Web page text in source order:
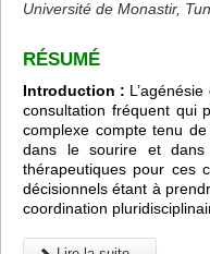
Université de Monastir,
RÉSUMÉ
Introduction :
consultation fréquent qui
complexe compte tenu
dans le sourire et dans
thérapeutiques pour ces
décisionnels étant à
coordination